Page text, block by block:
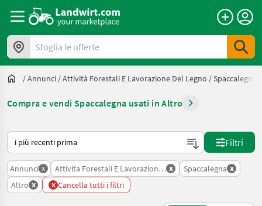
Sfoglia le offerte
/Annunci /Attività Forestali E Lavorazione Del Legno /Spaccalegna
Compra e vendi Spaccalegna usati in Altro
Ecco come viene ordinato su Landwirt.com
Filtri
Annunci x Attivita Forestali E Lavorazione Del Legno
x Spaccalegna x
Altro x x Cancella tutti i filtri